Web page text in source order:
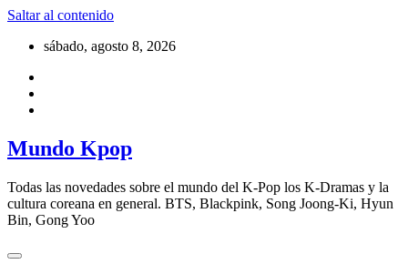
Saltar al contenido
sábado, agosto 8, 2026
Mundo Kpop
Todas las novedades sobre el mundo del K-Pop los K-Dramas y la
cultura coreana en general. BTS, Blackpink, Song Joong-Ki, Hyun
Bin, Gong Yoo